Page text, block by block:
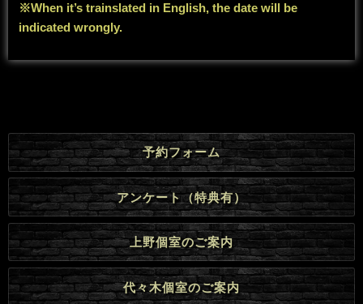
※When it’s trainslated in English, the date will be
indicated wrongly.
予約フォーム
アンケート（特典有）
上野個室のご案内
代々木個室のご案内